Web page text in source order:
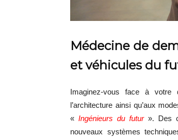
Médecine de
et véhicules du
Imaginez-vous face à votre
l’architecture ainsi qu’aux
« Ingénieurs du futur ». Des
nouveaux systèmes